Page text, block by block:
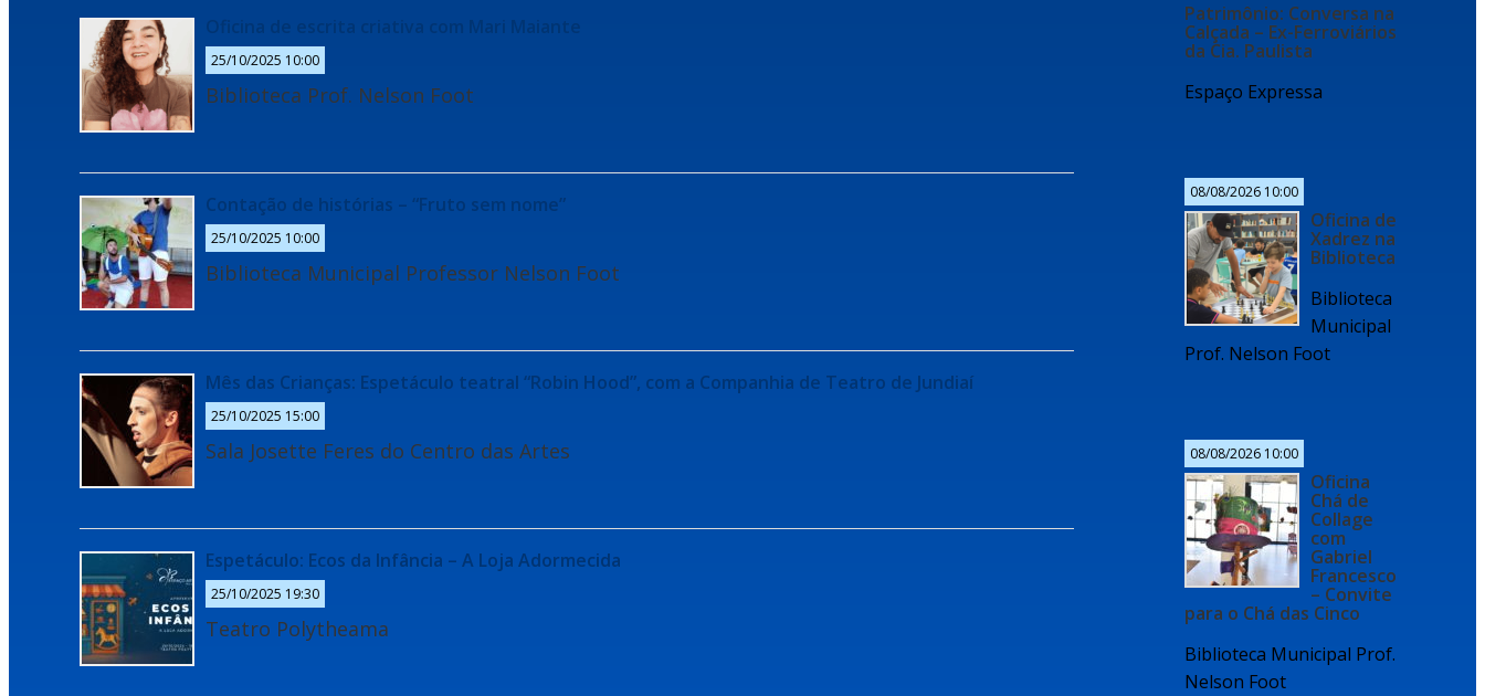
Oficina de escrita criativa com Mari Maiante
25/10/2025 10:00
Biblioteca Prof. Nelson Foot
Contação de histórias – “Fruto sem nome”
25/10/2025 10:00
Biblioteca Municipal Professor Nelson Foot
Mês das Crianças: Espetáculo teatral “Robin Hood”, com a Companhia de Teatro de Jundiaí
25/10/2025 15:00
Sala Josette Feres do Centro das Artes
Espetáculo: Ecos da Infância – A Loja Adormecida
25/10/2025 19:30
Teatro Polytheama
Patrimônio: Conversa na
Calçada – Ex-Ferroviários
da Cia. Paulista
Espaço Expressa
08/08/2026 10:00
Oficina de
Xadrez na
Biblioteca
Biblioteca
Municipal
Prof. Nelson Foot
08/08/2026 10:00
Oficina
Chá de
Collage
com
Gabriel
Francesco
– Convite
para o Chá das Cinco
Biblioteca Municipal Prof.
Nelson Foot